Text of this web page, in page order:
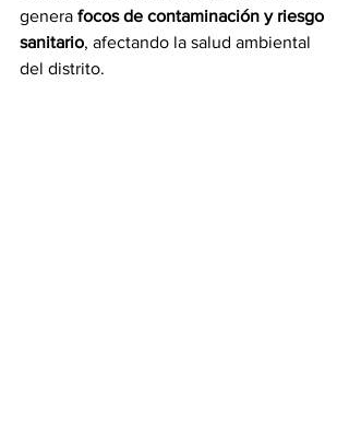
genera focos de contaminación y riesgo
sanitario, afectando la salud ambiental
del distrito.